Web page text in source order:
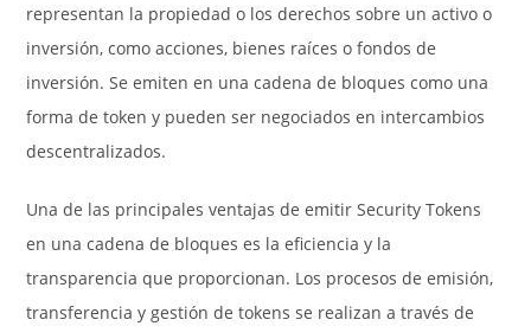
representan la propiedad o los derechos sobre un activo o
inversión, como acciones, bienes raíces o fondos de
inversión. Se emiten en una cadena de bloques como una
forma de token y pueden ser negociados en intercambios
descentralizados.
Una de las principales ventajas de emitir Security Tokens
en una cadena de bloques es la eficiencia y la
transparencia que proporcionan. Los procesos de emisión,
transferencia y gestión de tokens se realizan a través de